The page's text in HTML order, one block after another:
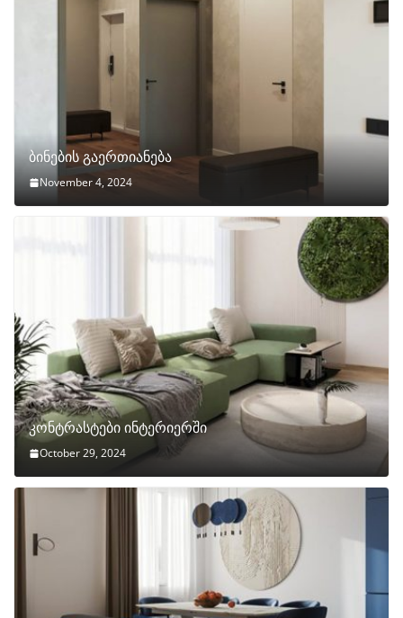
ბინების გაერთიანება
November 4, 2024
კონტრასტები ინტერიერში
October 29, 2024